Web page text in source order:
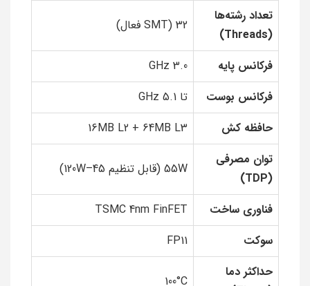
تعداد رشته‌ها
(Threads)
32 (SMT فعال)
فرکانس پایه
3.0 GHz
فرکانس بوست
تا 5.1 GHz
حافظه کش
16MB L2 + 64MB L3
توان مصرفی
(TDP)
55W (قابل تنظیم 45–120W)
فناوری ساخت
TSMC 4nm FinFET
سوکت
FP11
حداکثر دما
100°C